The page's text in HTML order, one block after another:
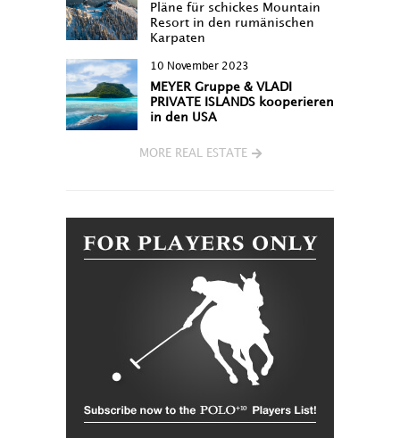
Pläne für schickes Mountain
Resort in den rumänischen
Karpaten
10 November 2023
MEYER Gruppe & VLADI
PRIVATE ISLANDS kooperieren
in den USA
MORE REAL ESTATE